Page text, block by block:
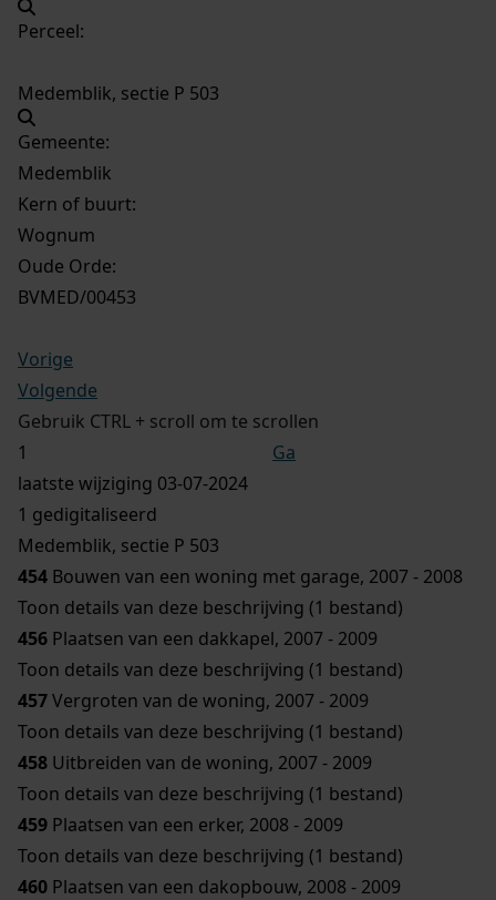
Perceel:
Medemblik, sectie P 503
Gemeente:
Medemblik
Kern of buurt:
Wognum
Oude Orde:
BVMED/00453
Vorige
Volgende
Gebruik CTRL + scroll om te scrollen
Ga
laatste wijziging 03-07-2024
1 gedigitaliseerd
Medemblik, sectie P 503
454 Bouwen van een woning met garage, 2007 - 2008
Toon details van deze beschrijving (1 bestand)
456 Plaatsen van een dakkapel, 2007 - 2009
Toon details van deze beschrijving (1 bestand)
457Vergroten van de woning, 2007 - 2009
Toon details van deze beschrijving (1 bestand)
458 Uitbreiden van de woning, 2007 - 2009
Toon details van deze beschrijving (1 bestand)
459 Plaatsen van een erker, 2008 - 2009
Toon details van deze beschrijving (1 bestand)
460 Plaatsen van een dakopbouw, 2008 - 2009